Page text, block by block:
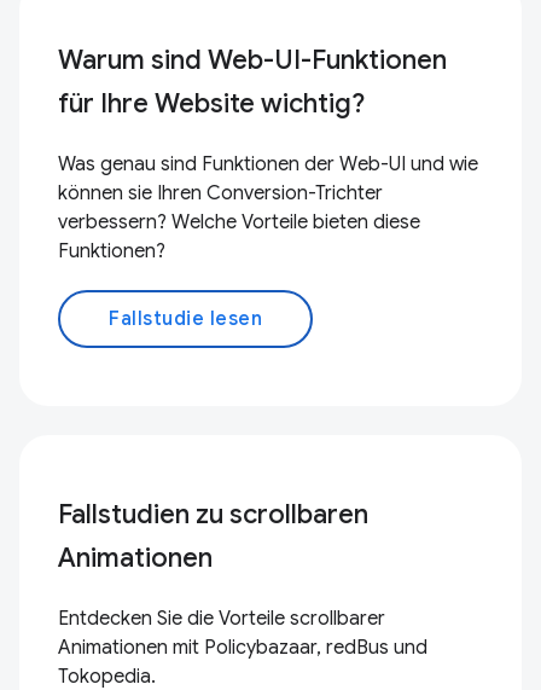
Warum sind Web-UI-Funktionen
für Ihre Website wichtig?
Was genau sind Funktionen der Web-UI und wie
können sie Ihren Conversion-Trichter
verbessern? Welche Vorteile bieten diese
Funktionen?
Fallstudie lesen
Fallstudien zu scrollbaren
Animationen
Entdecken Sie die Vorteile scrollbarer
Animationen mit Policybazaar, redBus und
Tokopedia.